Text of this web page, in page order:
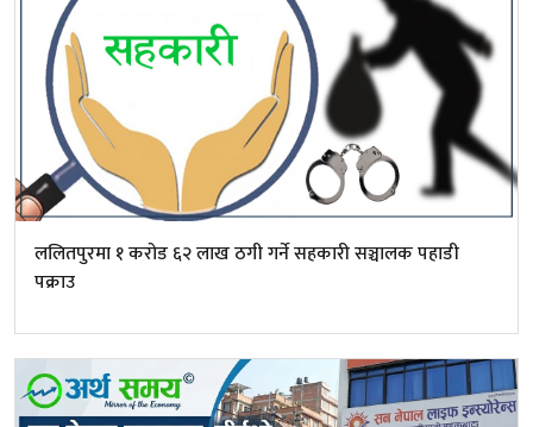
ललितपुरमा १ करोड ६२ लाख ठगी गर्ने सहकारी सञ्चालक पहाडी
पक्राउ